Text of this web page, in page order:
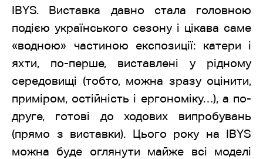
IBYS. Виставка давно стала головною
подією українського сезону і цікава саме
«водною» частиною експозиції: катери і
яхти, по-перше, виставлені у рідному
середовищі (тобто, можна зразу оцінити,
приміром, остійність і ергономіку…), а по-
друге, готові до ходових випробувань
(прямо з виставки). Цього року на IBYS
можна буде оглянути майже всі моделі